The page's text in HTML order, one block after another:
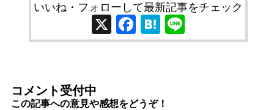
いいね・フォローして最新記事をチェック
X Facebook
Hatena
コメント受付中
この記事への意見や感想をどうぞ！